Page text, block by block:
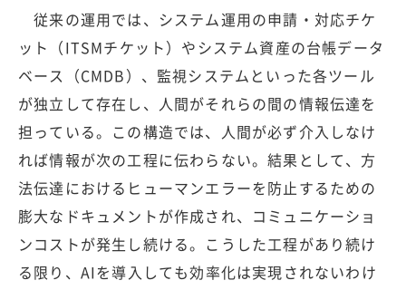
従来の運用では、システム運用の申請・対応チケ
ット（ITSMチケット）やシステム資産の台帳データ
ベース（CMDB）、監視システムといった各ツール
が独立して存在し、人間がそれらの間の情報伝達を
担っている。この構造では、人間が必ず介入しなけ
れば情報が次の工程に伝わらない。結果として、方
法伝達におけるヒューマンエラーを防止するための
膨大なドキュメントが作成され、コミュニケーショ
ンコストが発生し続ける。こうした工程があり続け
る限り、AIを導入しても効率化は実現されないわけ